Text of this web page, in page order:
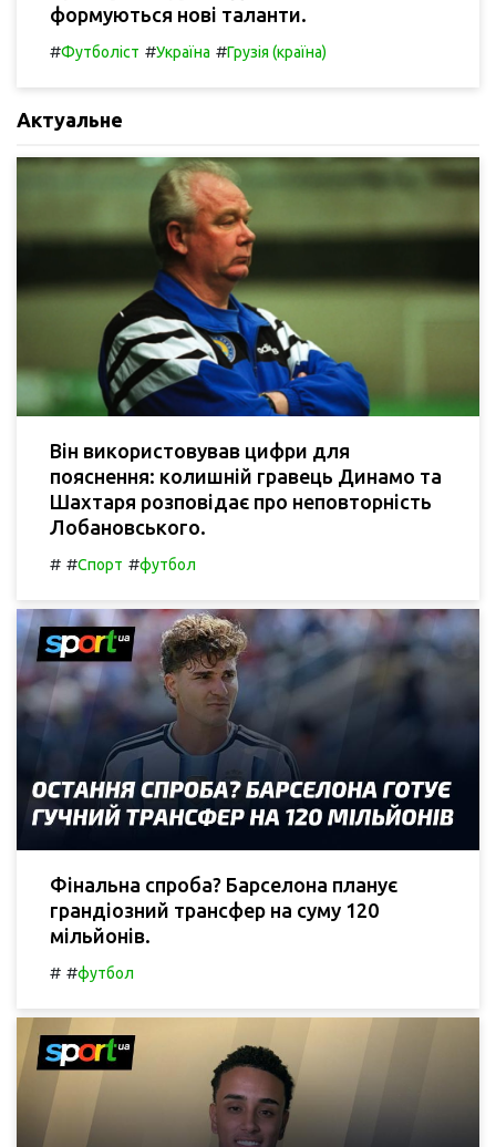
формуються нові таланти.
#Футболіст #Україна #Грузія (країна)
Актуальне
Він використовував цифри для
пояснення: колишній гравець Динамо та
Шахтаря розповідає про неповторність
Лобановського.
# #Спорт #футбол
Фінальна спроба? Барселона планує
грандіозний трансфер на суму 120
мільйонів.
# #футбол